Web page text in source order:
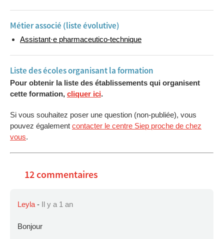
Métier associé (liste évolutive)
Assistant·e pharmaceutico-technique
Liste des écoles organisant la formation
Pour obtenir la liste des établissements qui organisent
cette formation, cliquer ici.
Si vous souhaitez poser une question (non-publiée), vous
pouvez également contacter le centre Siep proche de chez
vous.
12 commentaires
Leyla - Il y a 1 an
Bonjour